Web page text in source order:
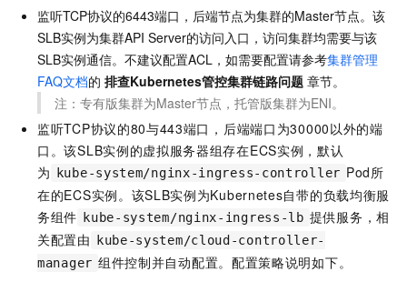
监听TCP协议的6443端口，后端节点为集群的Master节点。该
SLB实例为集群API Server的访问入口，访问集群均需要与该
SLB实例通信。不建议配置ACL，如需要配置请参考集群管理
FAQ文档的 排查Kubernetes管控集群链路问题 章节。
注：专有版集群为Master节点，托管版集群为ENI。
监听TCP协议的80与443端口，后端端口为30000以外的端
口。该SLB实例的虚拟服务器组存在ECS实例，默认
为
kube-system/nginx-ingress-controller Pod所
在的ECS实例。该SLB实例为Kubernetes自带的负载均衡服
务组件
kube-system/nginx-ingress-lb 提供服务，相
关配置由
kube-system/cloud-controller-
manager 组件控制并自动配置。配置策略说明如下。